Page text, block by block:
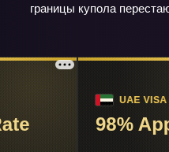
границы купола